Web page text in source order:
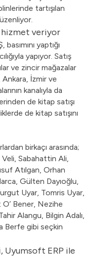
tartışılan
hizmet veriyor
yaptığı
yapıyor. Satış
ve zincir mağazalar
İzmir ve
kanalıyla da
de kitap satışı
de kitap satışını
birkaçı arasında;
Veli, Sabahattin Ali,
Atılgan, Orhan
Gülten Dayıoğlu,
Uyar, Tomris Uyar,
Bener, Nezihe
Alangu, Bilgin Adalı,
Berfe gibi seçkin
Uyumsoft ERP ile